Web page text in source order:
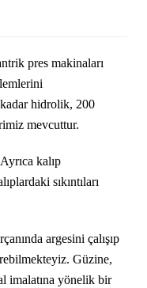
pres makinaları
hidrolik, 200
mevcuttur.
kalıp
sıkıntıları
argesini çalışıp
Güzine,
imalatına yönelik bir